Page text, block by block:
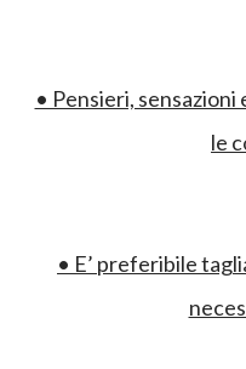
• Pensieri,
le
• E’ preferibile